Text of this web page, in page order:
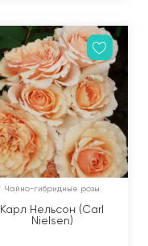
Чайно-гибридные розы
Карл Нельсон (Carl
Nielsen)